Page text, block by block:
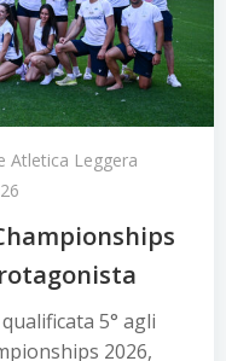
Atletica Leggera
5° agli
2026,